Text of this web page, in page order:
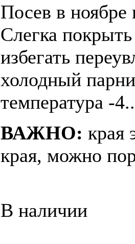
Посев в
Слегка
избегать
холодный
температура -
ВАЖНО: края
края, можно
В наличии